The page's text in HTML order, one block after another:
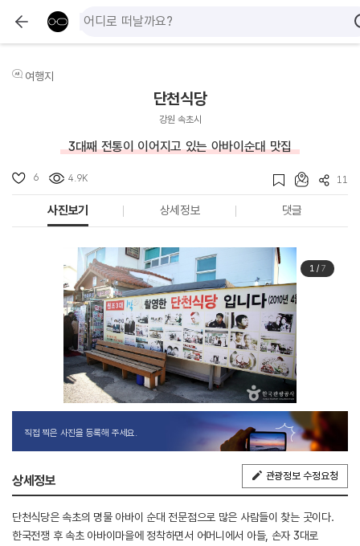
여행지
단천식당
강원 속초시
3대째 전통이 이어지고 있는 아바이순대 맛집
6 4.9K 11
사진보기 상세정보 댓글
1/ 7
직접 찍은 사진을 등록해 주세요.
상세정보 관광정보 수정요청
단천식당은 속초의 명물 아바이 순대 전문점으로 많은 사람들이 찾는 곳이다.
한국전쟁 후 속초 아바이마을에 정착하면서 어머니에서 아들, 손자 3대로